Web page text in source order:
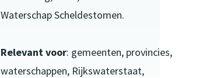
Waterschap Scheldestomen.
Relevant voor: gemeenten, provincies,
waterschappen, Rijkswaterstaat,